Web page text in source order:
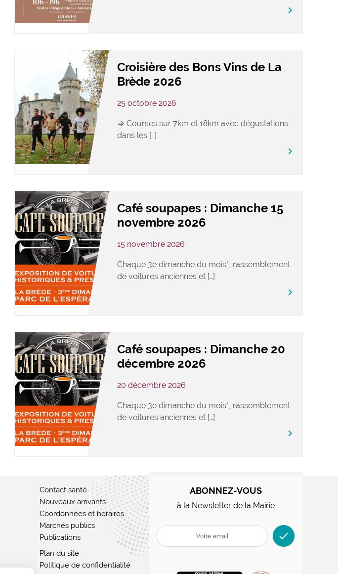
keyboard_arrow_right
Croisière des Bons Vins de La
Brède 2026
25 octobre 2026
⇒ Courses sur 7km et 18km avec dégustations
dans les […]
keyboard_arrow_right
Café soupapes : Dimanche 15
novembre 2026
15 novembre 2026
Chaque 3e dimanche du mois*, rassemblement
de voitures anciennes et […]
keyboard_arrow_right
Café soupapes : Dimanche 20
décembre 2026
20 décembre 2026
Chaque 3e dimanche du mois*, rassemblement
de voitures anciennes et […]
keyboard_arrow_right
Contact santé
Nouveaux arrivants
Coordonnées et horaires
Marchés publics
Publications
Plan du site
Politique de confidentialité
ABONNEZ-VOUS
à la Newsletter de la Mairie
check